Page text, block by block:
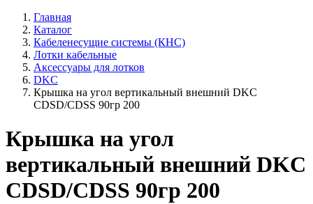
Главная
Каталог
Кабеленесущие системы (КНС)
Лотки кабельные
Аксессуары для лотков
DKC
Крышка на угол вертикальный внешний DKC
CDSD/CDSS 90гр 200
Крышка на угол
вертикальный внешний DKC
CDSD/CDSS 90гр 200